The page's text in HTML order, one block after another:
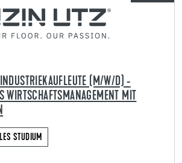
(M/W/D) -
WIRTSCHAFTSMANAGEMENT MIT
STUDIUM